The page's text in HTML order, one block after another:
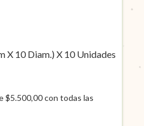
X 10 Diam.) X 10 Unidades
$5.500,00con todas las